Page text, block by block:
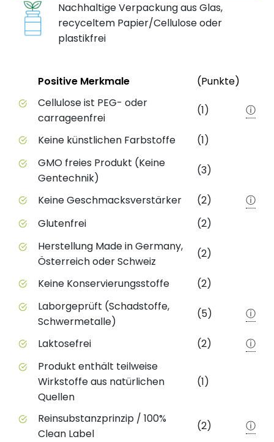
Nachhaltige Verpackung aus Glas,
recyceltem Papier/Cellulose oder
plastikfrei
Positive Merkmale des Produkts mit
StatusPositive Merkmale (Punkte)
Cellulose ist PEG- oder
carrageenfrei
(1) ⓘ
Keine künstlichen Farbstoffe
(1)
GMO freies Produkt (Keine
Gentechnik)
(3)
Keine Geschmacksverstärker (2)
ⓘ
Glutenfrei
(2)
Herstellung Made in Germany,
Österreich oder Schweiz
(2)
Keine Konservierungsstoffe
(2)
Laborgeprüft (Schadstoffe,
Schwermetalle)
(5) ⓘ
Laktosefrei (2)
ⓘ
Produkt enthält teilweise
Wirkstoffe aus natürlichen
Quellen
(1)
Reinsubstanzprinzip / 100%
Clean Label
(2) ⓘ